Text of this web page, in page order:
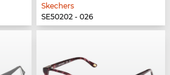
Skechers
SE50202 - 026